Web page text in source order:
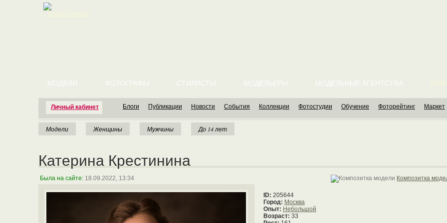
Личный кабинет
МОДЕЛИ ФОТОГРАФЫ СТИЛИСТЫ МОДЕЛЬЕРЫ МОДЕЛЬНЫЕ АГЕНТСТВА
Блоги Публикации Новости События Коллекции Фотостудии Обучение Фоторейтинг Маркет
Модели Женщины Мужчины До 14 лет
Катерина Крестинина
Композитка
Была на сайте: 18.09.2022, 13:34
ID: 205644
Город: Москва
Опыт: Небольшой
Возраст: 33